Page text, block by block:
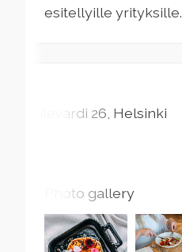
esitellyille yrityksille.
Bulevardi 26 Helsinki
Photo gallery